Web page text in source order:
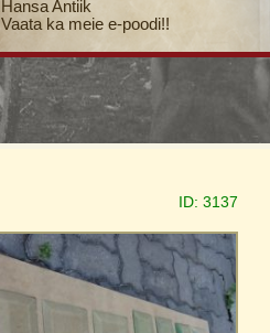
Hansa Antiik
Vaata ka meie e-poodi!!
ID: 3137